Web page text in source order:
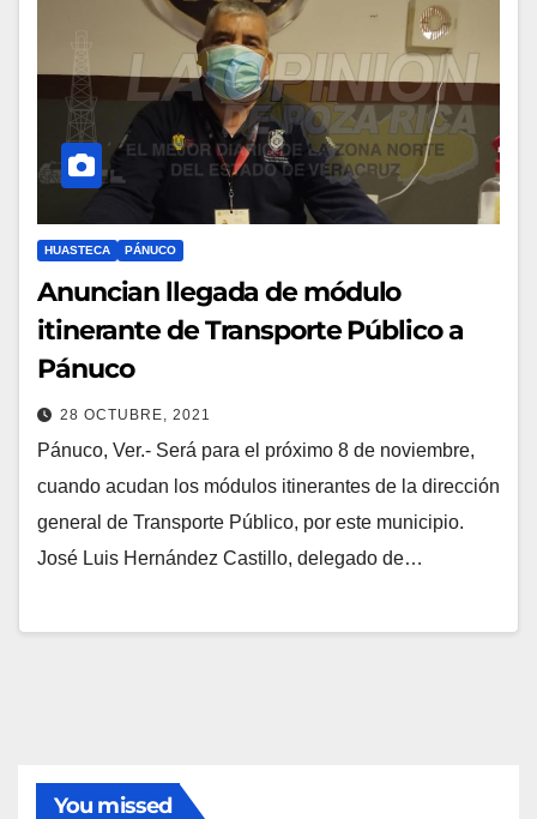
HUASTECA PÁNUCO
Anuncian llegada de módulo
itinerante de Transporte Público a
Pánuco
28 OCTUBRE, 2021
Pánuco, Ver.- Será para el próximo 8 de noviembre,
cuando acudan los módulos itinerantes de la dirección
general de Transporte Público, por este municipio.
José Luis Hernández Castillo, delegado de…
You missed